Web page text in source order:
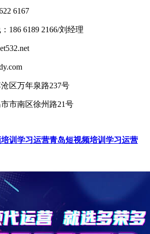
6167
6189 2166/刘经理
万年泉路237号
南区徐州路21号
训学习运营青岛短视频培训学习运营